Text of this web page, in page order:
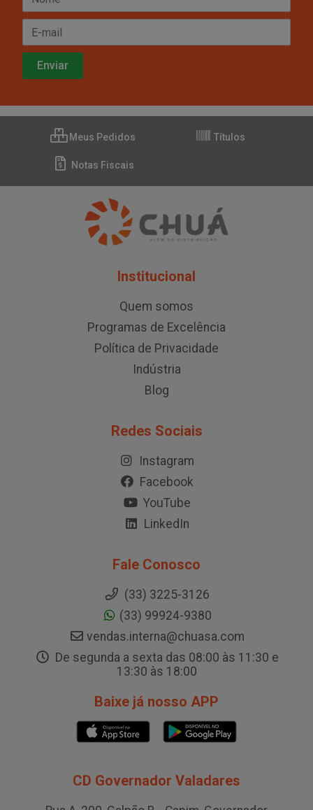
Meus Pedidos Títulos
Notas Fiscais
Institucional
Quem somos
Programas de Excelência
Política de Privacidade
Indústria
Blog
Redes Sociais
Instagram
Facebook
YouTube
LinkedIn
Fale Conosco
(33) 3225-3126
(33) 99924-9380
vendas.interna@chuasa.com
De segunda a sexta das 08:00 às 11:30 e
13:30 às 18:00
Baixe já nosso APP
CD Governador Valadares